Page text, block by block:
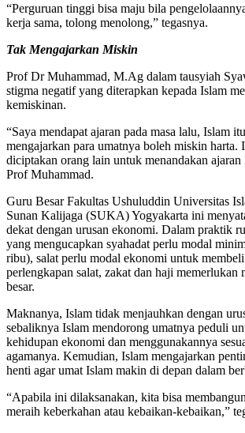
“Perguruan tinggi bisa maju bila
kerja sama, tolong menolong,” tegasnya.
Tak Mengajarkan Miskin
Prof Dr Muhammad, M.Ag dalam tausyiah
stigma negatif yang diterapkan kepada Islam
kemiskinan.
“Saya mendapat ajaran pada masa lalu, Islam
mengajarkan para umatnya boleh miskin harta.
diciptakan orang lain untuk menandakan ajaran
Prof Muhammad.
Guru Besar Fakultas Ushuluddin Universitas
Sunan Kalijaga (SUKA) Yogyakarta ini
dekat dengan urusan ekonomi. Dalam praktik
yang mengucapkan syahadat perlu modal
ribu), salat perlu modal ekonomi untuk
perlengkapan salat, zakat dan haji memerlukan
besar.
Maknanya, Islam tidak menjauhkan dengan
sebaliknya Islam mendorong umatnya peduli
kehidupan ekonomi dan menggunakannya
agamanya. Kemudian, Islam mengajarkan
henti agar umat Islam makin di depan dalam
“Apabila ini dilaksanakan, kita bisa
meraih keberkahan atau kebaikan-kebaikan,”